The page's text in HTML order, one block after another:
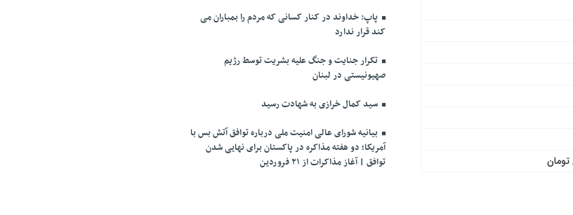
پاپ: خداوند در کنار کسانی که مردم را بمباران می
کند قرار ندارد
تکرار جنایت و جنگ علیه بشریت توسط رژیم
صهیونیستی در لبنان
سید کمال خرازی به شهادت رسید
بیانیه شورای عالی امنیت ملی درباره توافق آتش بس با
آمریکا؛ دو هفته مذاکره در پاکستان برای نهایی شدن
توافق | آغاز مذاکرات از ۲۱ فروردین